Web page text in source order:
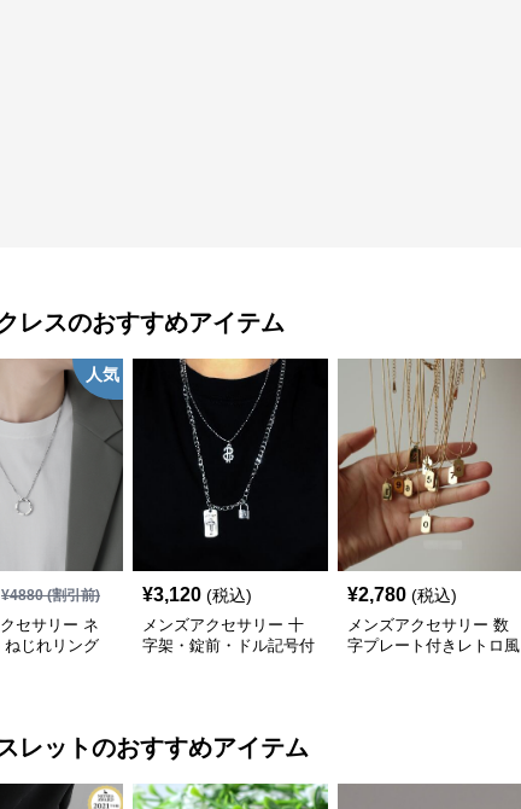
レスのおすすめアイテム
人気
¥4880(割引前)
セサリー ネ
ねじれリング
¥3,120 (税込)
メンズアクセサリー 十
字架・錠前・ドル記号付
¥2,780 (税込)
メンズアクセサリー 数
字プレート付きレトロ風
レットのおすすめアイテム